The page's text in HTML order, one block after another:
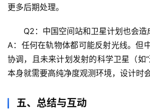
驿
谣
求
更多后期处理。
Q2：中国空间站和卫星计划也会造
A：任何在轨物体都可能反射光线。但
协调，且未来计划发射的科学卫星（如“
本身就需要高纯净度观测环境，设计时
五、总结与互动